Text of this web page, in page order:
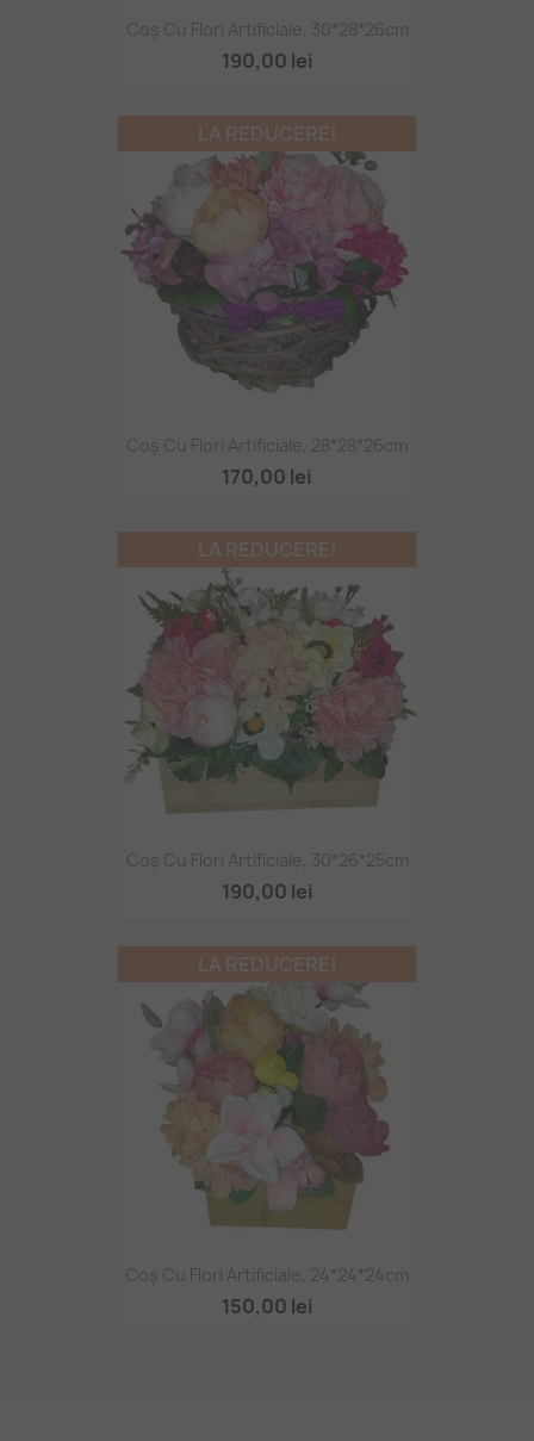
Coș Cu Flori Artificiale, 30*28*26cm
190,00 lei
Coș Cu Flori Artificiale, 28*28*26cm
170,00 lei
LA REDUCERE!
Coș Cu Flori Artificiale, 30*26*25cm
190,00 lei
LA REDUCERE!
Coș Cu Flori Artificiale, 24*24*24cm
150,00 lei
LA REDUCERE!